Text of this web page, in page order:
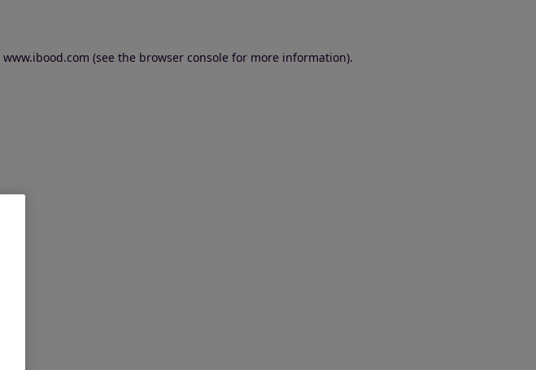
www.ibood.com (see the browser console for more information).